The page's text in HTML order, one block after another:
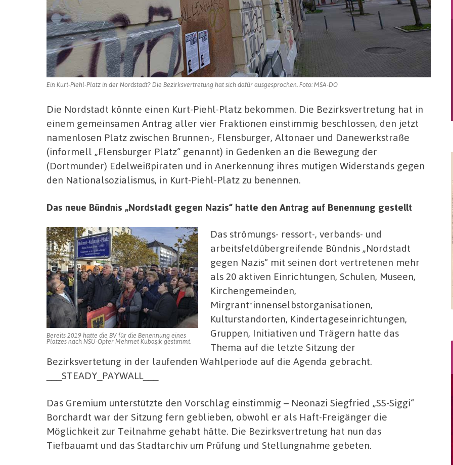
Ein Kurt-Piehl-Platz in der Nordstadt? Die Bezirksvertretung hat sich dafür ausgesprochen. Foto: MSA-DO
Die Nordstadt könnte einen Kurt-Piehl-Platz bekommen. Die Bezirksvertretung hat in
einem gemeinsamen Antrag aller vier Fraktionen einstimmig beschlossen, den jetzt
namenlosen Platz zwischen Brunnen-, Flensburger, Altonaer und Danewerkstraße
(informell „Flensburger Platz“ genannt) in Gedenken an die Bewegung der
(Dortmunder) Edelweißpiraten und in Anerkennung ihres mutigen Widerstands gegen
den Nationalsozialismus, in Kurt-Piehl-Platz zu benennen.
Das neue Bündnis „Nordstadt gegen Nazis“ hatte den Antrag auf Benennung gestellt
Bereits 2019 hatte die BV für die Benennung eines
Platzes nach NSU-Opfer Mehmet Kubaşık gestimmt.
Das strömungs- ressort-, verbands- und
arbeitsfeldübergreifende Bündnis „Nordstadt
gegen Nazis“ mit seinen dort vertretenen mehr
als 20 aktiven Einrichtungen, Schulen, Museen,
Kirchengemeinden,
Mirgrant*innenselbstorganisationen,
Kulturstandorten, Kindertageseinrichtungen,
Gruppen, Initiativen und Trägern hatte das
Thema auf die letzte Sitzung der
Bezirksvertetung in der laufenden Wahlperiode auf die Agenda gebracht.
___STEADY_PAYWALL___
Das Gremium unterstützte den Vorschlag einstimmig – Neonazi Siegfried „SS-Siggi“
Borchardt war der Sitzung fern geblieben, obwohl er als Haft-Freigänger die
Möglichkeit zur Teilnahme gehabt hätte. Die Bezirksvertretung hat nun das
Tiefbauamt und das Stadtarchiv um Prüfung und Stellungnahme gebeten.